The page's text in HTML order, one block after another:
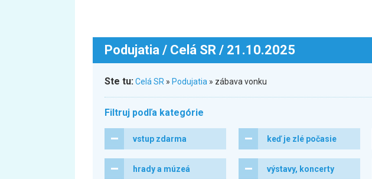
Podujatia / Celá SR / 21.10.2025
Ste tu:Celá SR » Podujatia » zábava vonku
Filtruj podľa kategórie
vstup zdarma keď je zlé počasie
hrady a múzeá výstavy, koncerty